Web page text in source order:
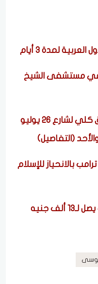
لمدة ٣ أيام
في مستشفى الشيخ
بسبب أعمال المونوريل.. غلق كلي لشارع 26 يوليو
(التفاصيل)
بالانحياز للإسلام
جنيه